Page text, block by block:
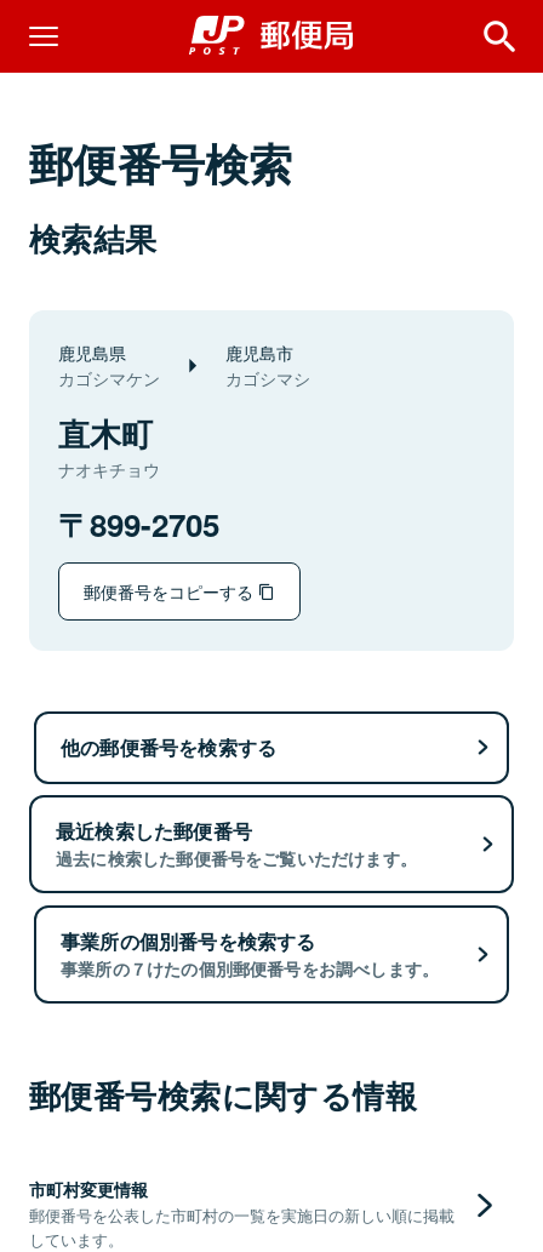
郵便番号検索
検索結果
鹿児島県
カゴシマケン
鹿児島市
カゴシマシ
直木町
ナオキチョウ
899-2705
郵便番号をコピーする
他の郵便番号を検索する
最近検索した郵便番号
過去に検索した郵便番号をご覧いただけます。
事業所の個別番号を検索する
事業所の７けたの個別郵便番号をお調べします。
郵便番号検索に関する情報
市町村変更情報
郵便番号を公表した市町村の一覧を実施日の新しい順に掲載
しています。